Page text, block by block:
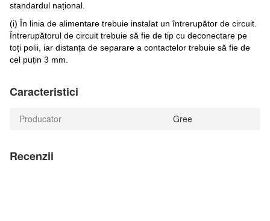
standardul național.
(i) În linia de alimentare trebuie instalat un întrerupător de circuit.
Întrerupătorul de circuit trebuie să fie de tip cu deconectare pe
toți polii, iar distanța de separare a contactelor trebuie să fie de
cel puțin 3 mm.
Caracteristici
Producator Gree
Recenzii